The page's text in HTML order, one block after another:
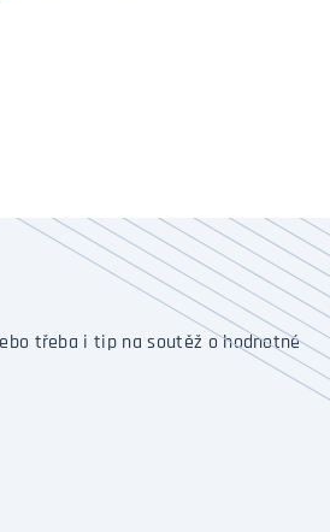
třeba i tip na soutěž o hodnotné